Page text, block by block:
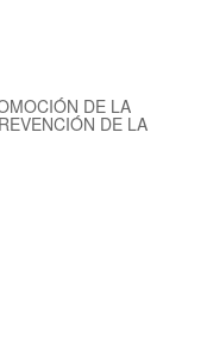
DE LA
DE LA